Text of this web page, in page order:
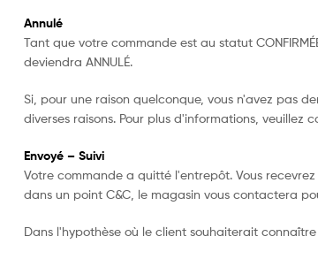
Annulé
Tant que votre commande est au statut
deviendra ANNULÉ.
Si, pour une raison quelconque, vous n'avez pas
diverses raisons. Pour plus d'informations, veuillez
Envoyé – Suivi
Votre commande a quitté l'entrepôt. Vous
dans un point C&C, le magasin vous contactera
Dans l'hypothèse où le client souhaiterait